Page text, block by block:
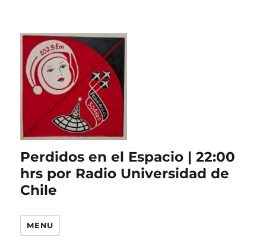
Perdidos en el Espacio | 22:00
hrs por Radio Universidad de
Chile
MENU